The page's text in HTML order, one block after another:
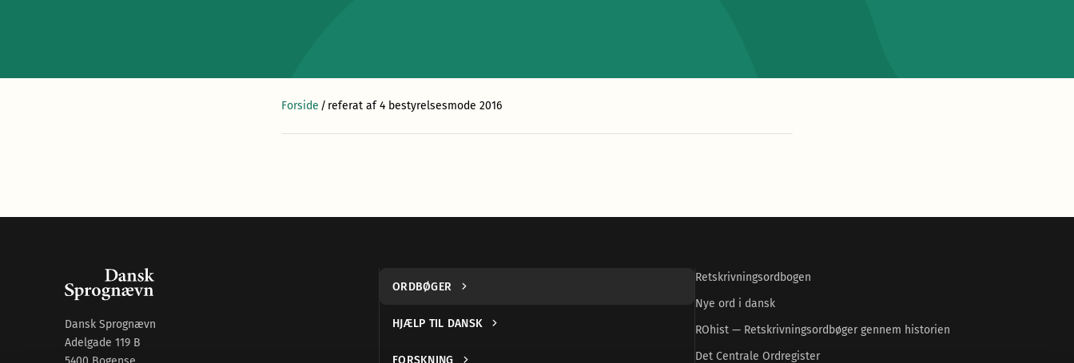
Forside / referat af 4 bestyrelsesmode 2016
Dansk Sprognævn
Adelgade 119 B
ORDBØGER
HJÆLP TIL DANSK
FORSKNING
Retskrivningsordbogen
Nye ord i dansk
ROhist — Retskrivningsordbøger gennem historien
Det Centrale Ordregister